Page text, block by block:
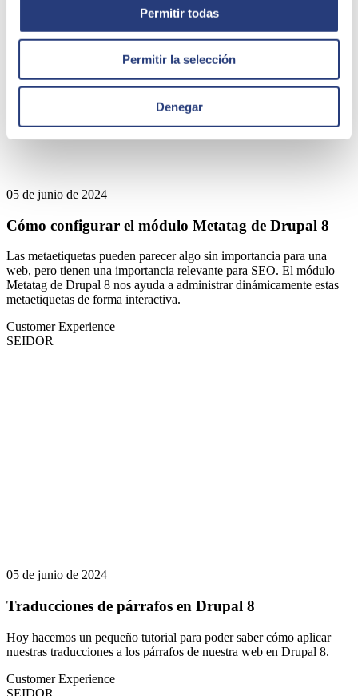
Permitir todas
Permitir la selección
Denegar
05 de junio de 2024
Cómo configurar el módulo Metatag de Drupal 8
Las metaetiquetas pueden parecer algo sin importancia para una
web, pero tienen una importancia relevante para SEO. El módulo
Metatag de Drupal 8 nos ayuda a administrar dinámicamente estas
metaetiquetas de forma interactiva.
Customer Experience
SEIDOR
05 de junio de 2024
Traducciones de párrafos en Drupal 8
Hoy hacemos un pequeño tutorial para poder saber cómo aplicar
nuestras traducciones a los párrafos de nuestra web en Drupal 8.
Customer Experience
SEIDOR